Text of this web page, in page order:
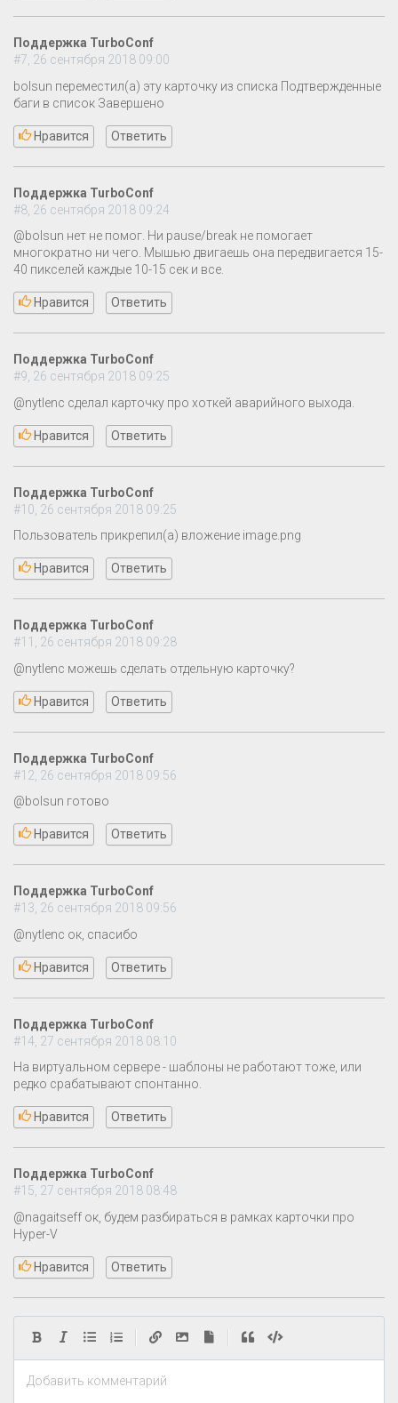
Поддержка TurboConf
#7, 26 сентября 2018 09:00
bolsun переместил(а) эту карточку из списка Подтвержденные
баги в список Завершено
Нравится Ответить
Поддержка TurboConf
#8, 26 сентября 2018 09:24
@bolsun нет не помог. Ни pause/break не помогает
многократно ни чего. Мышью двигаешь она передвигается 15-
40 пикселей каждые 10-15 сек и все.
Нравится Ответить
Поддержка TurboConf
#9, 26 сентября 2018 09:25
@nytlenc сделал карточку про хоткей аварийного выхода.
Нравится Ответить
Поддержка TurboConf
#10, 26 сентября 2018 09:25
Пользователь прикрепил(а) вложение image.png
Нравится Ответить
Поддержка TurboConf
#11, 26 сентября 2018 09:28
@nytlenc можешь сделать отдельную карточку?
Нравится Ответить
Поддержка TurboConf
#12, 26 сентября 2018 09:56
@bolsun готово
Нравится Ответить
Поддержка TurboConf
#13, 26 сентября 2018 09:56
@nytlenc ок, спасибо
Нравится Ответить
Поддержка TurboConf
#14, 27 сентября 2018 08:10
На виртуальном сервере - шаблоны не работают тоже, или
редко срабатывают спонтанно.
Нравится Ответить
Поддержка TurboConf
#15, 27 сентября 2018 08:48
@nagaitseff ок, будем разбираться в рамках карточки про
Hyper-V
Нравится Ответить
Добавить комментарий